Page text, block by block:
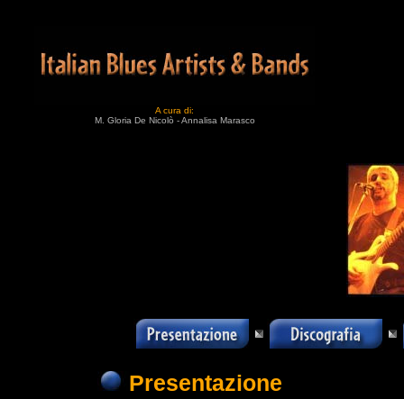
A cura di:
M. Gloria De Nicolò - Annalisa Marasco
Presentazione